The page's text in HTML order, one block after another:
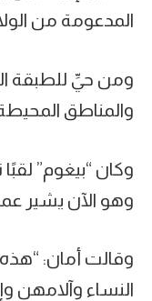
المدعومة من
ومن حيِّ للطبقة
والمناطق
وكان “بيغوم”
وهو الآن يشير
وقالت أمان:
النساء وآلامهن